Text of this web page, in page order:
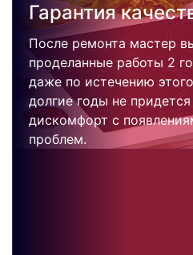
Гарантия
После ремонта мастер
проделанные работы 2
даже по истечению
долгие годы не
дискомфорт с
проблем.